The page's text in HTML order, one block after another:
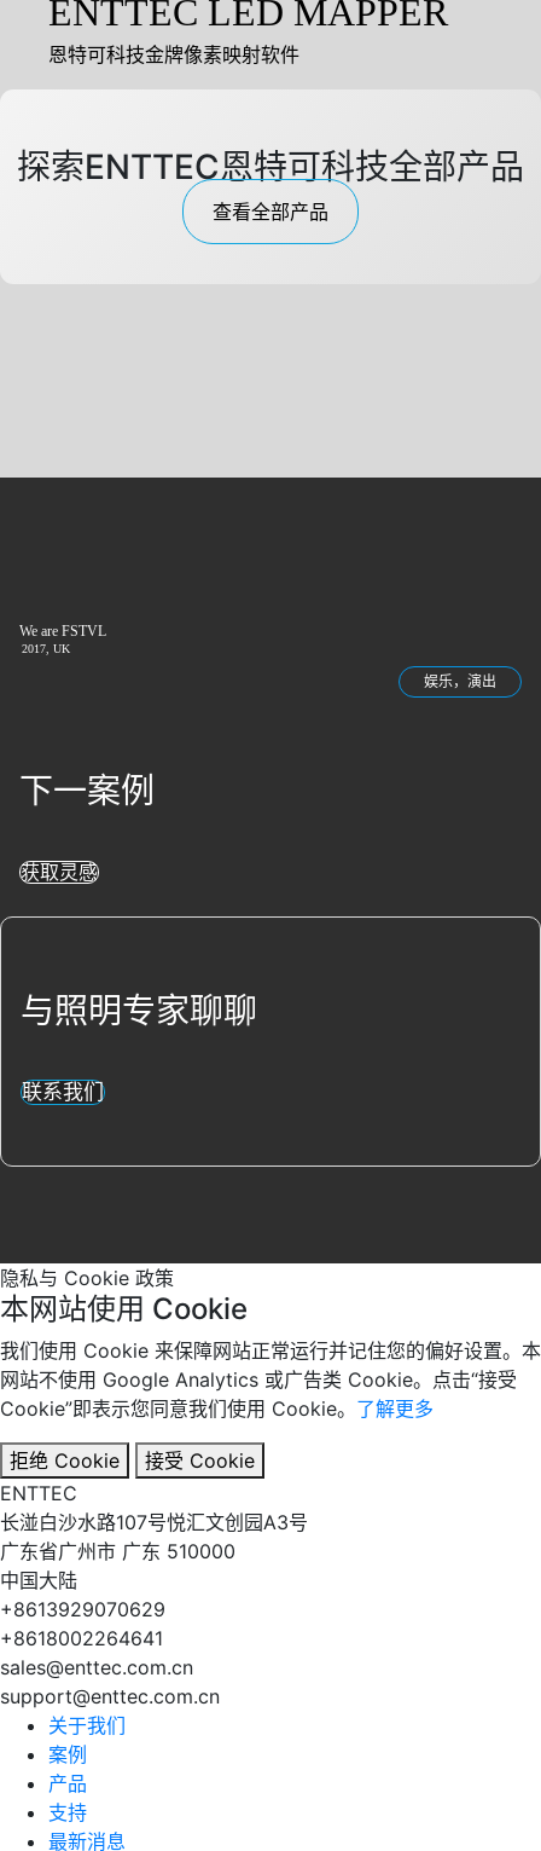
ENTTEC LED MAPPER
恩特可科技金牌像素映射软件
探索ENTTEC恩特可科技全部产品
查看全部产品
We are FSTVL
2017, UK
娱乐，演出
下一案例
获取灵感
与照明专家聊聊
联系我们
隐私与 Cookie 政策
本网站使用 Cookie
我们使用 Cookie 来保障网站正常运行并记住您的偏好设置。本
网站不使用 Google Analytics 或广告类 Cookie。点击“接受
Cookie”即表示您同意我们使用 Cookie。 了解更多
拒绝 Cookie
接受 Cookie
ENTTEC
长湴白沙水路107号悦汇文创园A3号
广东省广州市 广东 510000
中国大陆
+8613929070629
+8618002264641
sales@enttec.com.cn
support@enttec.com.cn
关于我们
案例
产品
支持
最新消息